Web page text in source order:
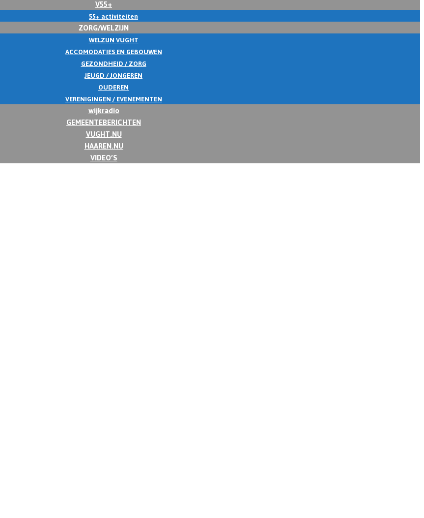
V55+
55+ activiteiten
ZORG/WELZIJN
WELZIJN VUGHT
ACCOMODATIES EN GEBOUWEN
GEZONDHEID / ZORG
JEUGD / JONGEREN
OUDEREN
VERENIGINGEN / EVENEMENTEN
wijkradio
GEMEENTEBERICHTEN
VUGHT.NU
HAAREN.NU
VIDEO’S